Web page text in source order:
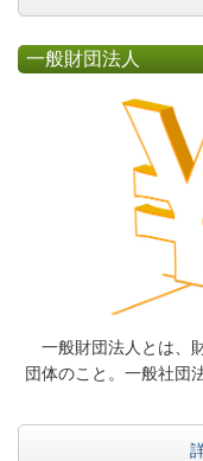
一般財団法人
一般財団法人とは、
団体のこと。一般社団